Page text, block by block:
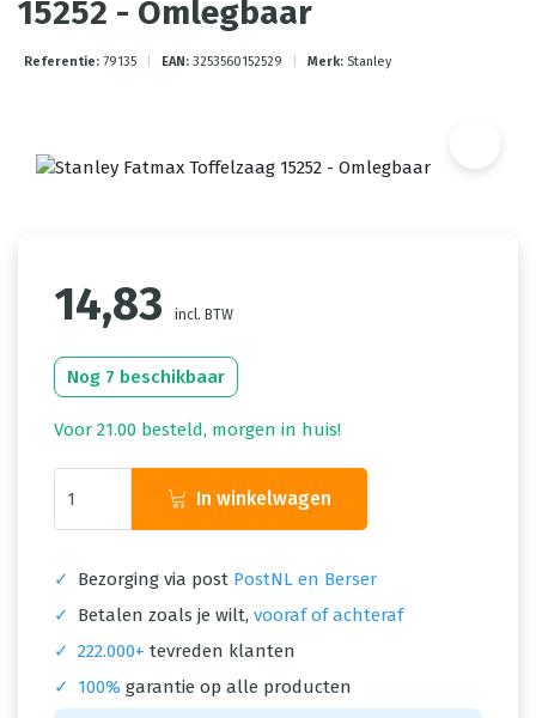
15252 - Omlegbaar
Referentie: 79135 EAN: 3253560152529 Merk: Stanley
14,83 incl. BTW
Nog 7 beschikbaar
Voor 21.00 besteld, morgen in huis!
In winkelwagen
✓ Bezorging via post PostNL en Berser
✓
Betalen zoals je wilt, vooraf of achteraf
✓ 222.000+ tevreden klanten
✓
100% garantie op alle producten